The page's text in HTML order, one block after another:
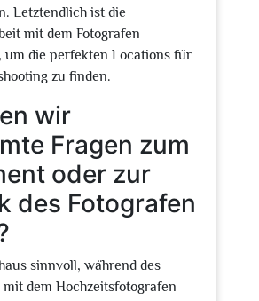
Letztendlich ist die
mit dem Fotografen
um die perfekten Locations für
zu finden.
wir
Fragen zum
oder zur
des Fotografen
sinnvoll, während des
mit dem Hochzeitsfotografen